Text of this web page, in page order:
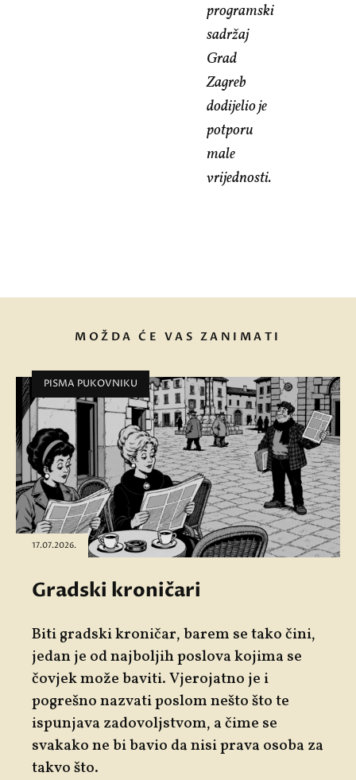
programski
sadržaj
Grad
Zagreb
dodijelio je
potporu
male
vrijednosti.
MOŽDA ĆE VAS ZANIMATI
PISMA PUKOVNIKU
17.07.2026.
Gradski kroničari
Biti gradski kroničar, barem se tako čini,
jedan je od najboljih poslova kojima se
čovjek može baviti. Vjerojatno je i
pogrešno nazvati poslom nešto što te
ispunjava zadovoljstvom, a čime se
svakako ne bi bavio da nisi prava osoba za
takvo što.